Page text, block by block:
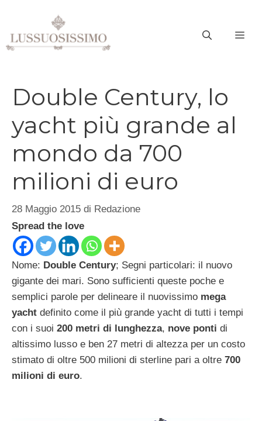
contenuto
Double Century, lo
yacht più grande al
mondo da 700
milioni di euro
28 Maggio 2015 di Redazione
Spread the love
Nome: Double Century; Segni particolari: il nuovo
gigante dei mari. Sono sufficienti queste poche e
semplici parole per delineare il nuovissimo mega
yacht definito come il più grande yacht di tutti i tempi
con i suoi 200 metri di lunghezza, nove ponti di
altissimo lusso e ben 27 metri di altezza per un costo
stimato di oltre 500 milioni di sterline pari a oltre 700
milioni di euro.